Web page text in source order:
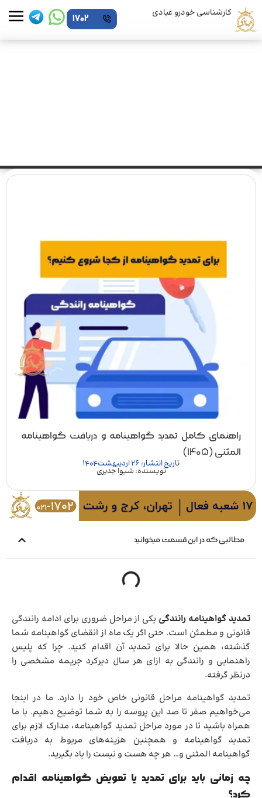
کارشناسی خودرو عبادی 1702
راهنمای کامل تمدید گواهینامه و دریافت گواهینامه
المثنی (1405)
تاریخ انتشار: 26 اردیبهشت 1404
نویسنده: شیوا جدیری
مطالبی که در این قسمت میخوانید
تمدید گواهینامه رانندگی یکی از مراحل ضروری برای ادامه رانندگی
قانونی و مطمئن است. حتی اگر یک ماه از انقضای گواهینامه شما
گذشته، همین حالا برای تمدید آن اقدام کنید. چرا که پلیس
راهنمایی و رانندگی به ازای هر سال دیرکرد جریمه مشخصی را
درنظر گرفته.
تمدید گواهینامه مراحل قانونی خاص خود را دارد. ما در اینجا
می‌خواهیم صفر تا صد این پروسه را به شما توضیح دهیم. با ما
همراه باشید تا در مورد مراحل تمدید گواهینامه، مدارک لازم برای
تمدید گواهینامه و همچنین هزینه‌های مربوط به دریافت
گواهینامه المثنی و… هر چه هست و نیست را یاد بگیرید.
چه زمانی باید برای تمدید یا تعویض گواهینامه اقدام
کرد؟